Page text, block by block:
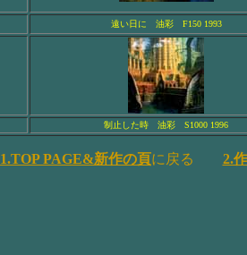
遠い日に 油彩 F150 1993
制止した時 油彩 S1000 1996
1.TOP PAGE&新作の頁に戻る 2.